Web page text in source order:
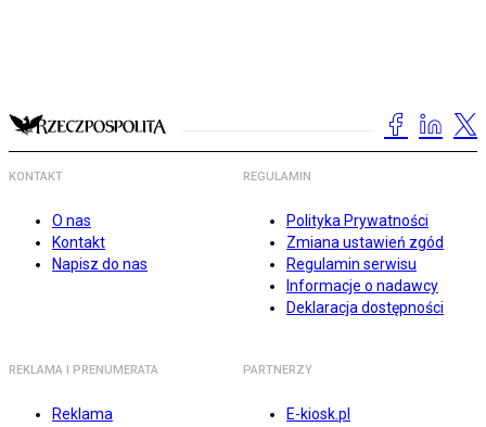
KONTAKT
O nas
Kontakt
Napisz do nas
REGULAMIN
Polityka Prywatności
Zmiana ustawień zgód
Regulamin serwisu
Informacje o nadawcy
Deklaracja dostępności
REKLAMA I PRENUMERATA
Reklama
PARTNERZY
E-kiosk.pl